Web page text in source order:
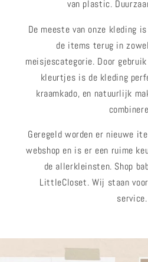
van plastic.
De meeste van onze kleding
de items terug in
meisjescategorie. Door
kleurtjes is de kleding
kraamkado, en natuurlijk
Geregeld worden er nieuwe
webshop en is er een ruime
de allerkleinsten. Shop
LittleCloset. Wij staan
service.